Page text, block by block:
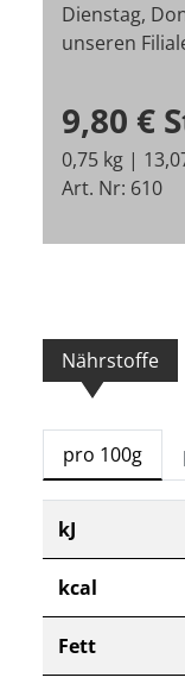
Dienstag,
unseren
9,80 €
0,75 kg |
Art. Nr: 610
Nährstoffe
pro 100g
kJ
kcal
Fett